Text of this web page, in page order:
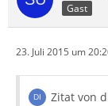
Gast
23. Juli 2015 um
Zitat von